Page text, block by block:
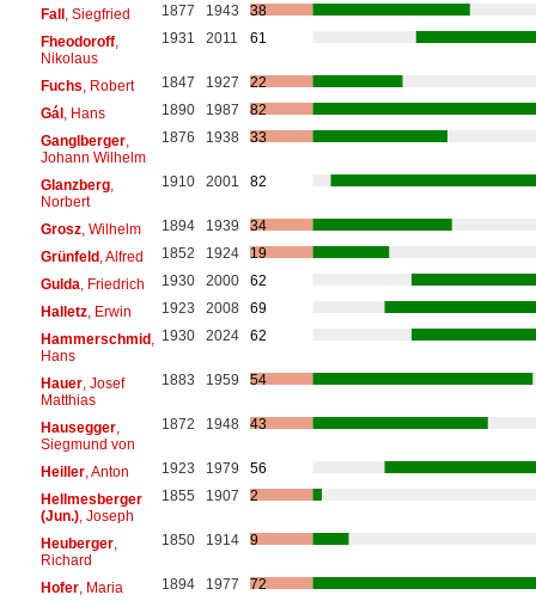
Fall, Siegfried 1877 1943
38
Fheodoroff,
Nikolaus
1931 2011 61
Fuchs , Robert 1847 1927
22
Gál, Hans 1890 1987
82
Ganglberger,
Johann Wilhelm
1876 1938 33
Glanzberg,
Norbert
1910 2001 82
Grosz, Wilhelm 1894 1939
34
Grünfeld, Alfred 1852 1924
19
Gulda , Friedrich 1930 2000
62
Halletz, Erwin 1923 2008
69
Hammerschmid,
Hans
1930 2024 62
Hauer, Josef
Matthias
1883 1959 54
Hausegger,
Siegmund von
1872 1948 43
Heiller, Anton 1923 1979
56
Hellmesberger
(Jun.), Joseph
1855 1907 2
Heuberger,
Richard
1850 1914 9
Hofer, Maria 1894 1977
72